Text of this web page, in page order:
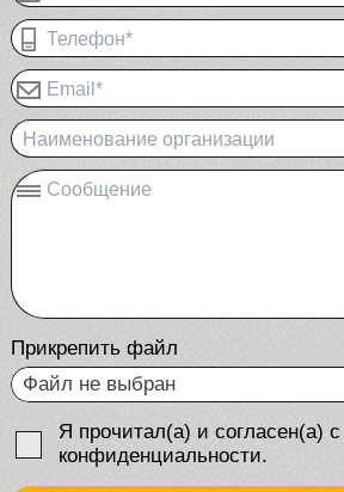
Телефон*
Email*
Наименование организации
Сообщение
Прикрепить файл
Файл не выбран
Я прочитал(а) и согласен(а)
конфиденциальности.